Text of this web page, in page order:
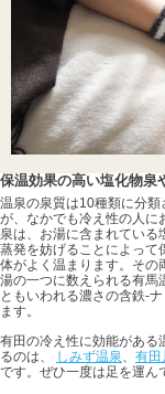
保温効果の高い塩化物泉
温泉の泉質は10種類に分
が、なかでも冷え性の人に
泉は、お湯に含まれてい
蒸発を妨げることによって
体がよく温まります。その
湯の一つに数えられる有馬
ともいわれる濃さの含鉄-
ます。
有田の冷え性に効能がある
るのは、
しみず温泉、 有田
です。ぜひ一度は足を運ん